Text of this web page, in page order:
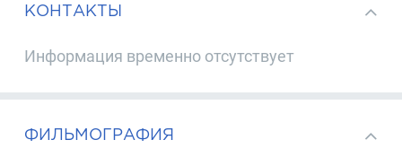
КОНТАКТЫ
Информация временно отсутствует
ФИЛЬМОГРАФИЯ